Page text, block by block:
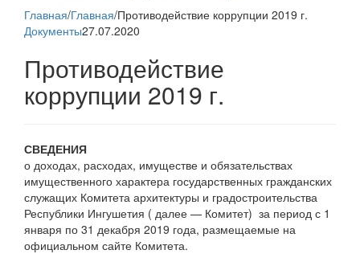
Главная/Главная/Противодействие коррупции 2019 г.
Документы27.07.2020
Противодействие
коррупции 2019 г.
СВЕДЕНИЯ
о доходах, расходах, имуществе и обязательствах
имущественного характера государственных гражданских
служащих Комитета архитектуры и градостроительства
Республики Ингушетия ( далее — Комитет) за период с 1
января по 31 декабря 2019 года, размещаемые на
официальном сайте Комитета.